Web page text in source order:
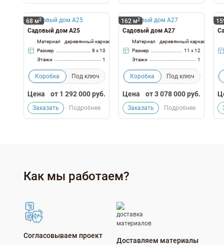
68 м2
Садовый дом А25
Материал
деревянный каркас
Размер
8 x 10
Этажи
1
Коробка Под ключ
Цена от 1 292 000руб.
Заказать Подробнее
162 м2
Садовый дом А27
Материал
деревянный каркас
Размер
11 x 12
Этажи
1
Коробка Под ключ
Цена от3 078 000руб.
Заказать Подробнее
Как мы работаем?
Согласовываем проект
Доставляем материалы